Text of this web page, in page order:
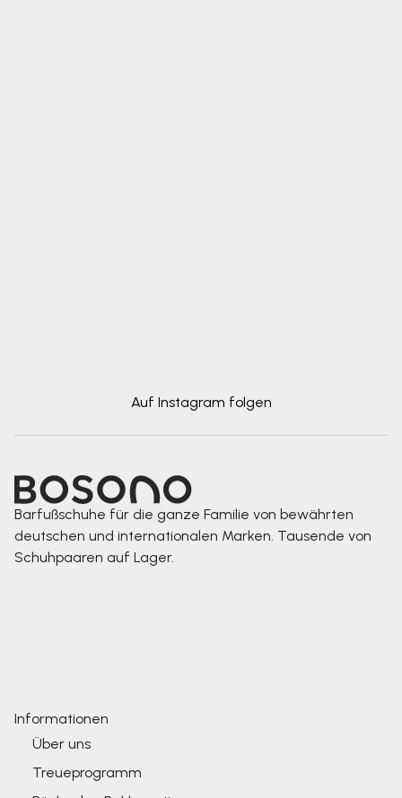
Auf Instagram folgen
Barfußschuhe für die ganze Familie von bewährten
deutschen und internationalen Marken. Tausende von
Schuhpaaren auf Lager.
Informationen
Über uns
Treueprogramm